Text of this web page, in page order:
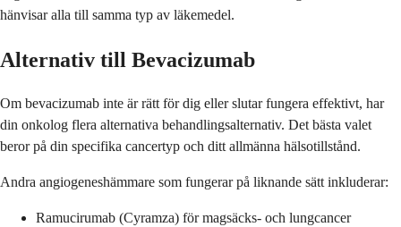
hänvisar alla till samma typ av läkemedel.
Alternativ till Bevacizumab
Om bevacizumab inte är rätt för dig eller slutar fungera effektivt, har
din onkolog flera alternativa behandlingsalternativ. Det bästa valet
beror på din specifika cancertyp och ditt allmänna hälsotillstånd.
Andra angiogeneshämmare som fungerar på liknande sätt inkluderar:
Ramucirumab (Cyramza) för magsäcks- och lungcancer